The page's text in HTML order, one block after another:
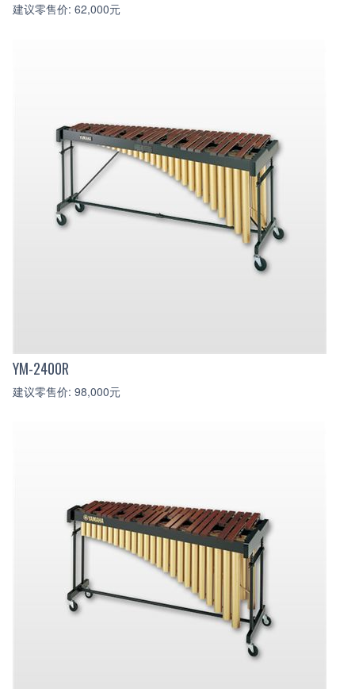
建议零售价: 62,000元
YM-2400R
建议零售价: 98,000元